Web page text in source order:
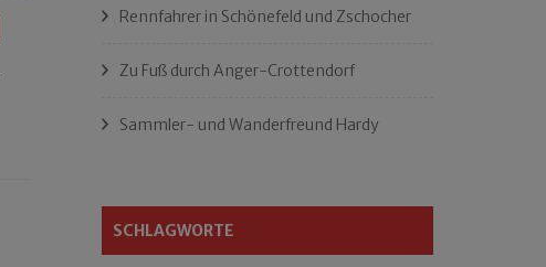
Rennfahrer in Schönefeld und Zschocher
Zu Fuß durch Anger-Crottendorf
Sammler- und Wanderfreund Hardy
SCHLAGWORTE